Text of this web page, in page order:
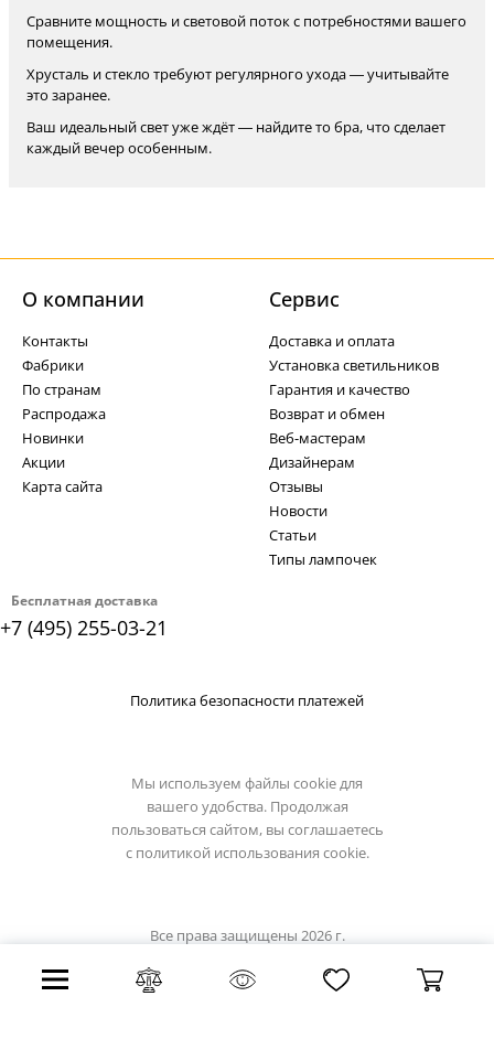
Сравните мощность и световой поток с потребностями вашего
помещения.
Хрусталь и стекло требуют регулярного ухода — учитывайте
это заранее.
Ваш идеальный свет уже ждёт — найдите то бра, что сделает
каждый вечер особенным.
Бесплатная доставка
+7 (495) 255-03-21
О компании
Контакты
Фабрики
По странам
Распродажа
Новинки
Акции
Карта сайта
Cервис
Доставка и оплата
Установка светильников
Гарантия и качество
Возврат и обмен
Веб-мастерам
Дизайнерам
Отзывы
Новости
Статьи
Типы лампочек
Политика безопасности платежей
Мы используем файлы cookie для
вашего удобства. Продолжая
пользоваться сайтом, вы соглашаетесь
с политикой использования cookie.
Все права защищены 2026 г.